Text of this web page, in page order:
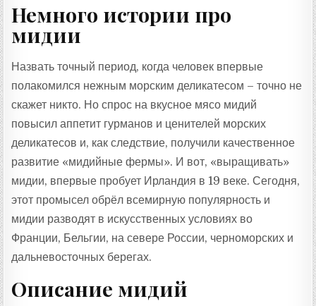
Немного истории про
мидии
Назвать точный период, когда человек впервые
полакомился нежным морским деликатесом – точно не
скажет никто. Но спрос на вкусное мясо мидий
повысил аппетит гурманов и ценителей морских
деликатесов и, как следствие, получили качественное
развитие «мидийные фермы». И вот, «выращивать»
мидии, впервые пробует Ирландия в 19 веке. Сегодня,
этот промысел обрёл всемирную популярность и
мидии разводят в искусственных условиях во
Франции, Бельгии, на севере России, черноморских и
дальневосточных берегах.
Описание мидий